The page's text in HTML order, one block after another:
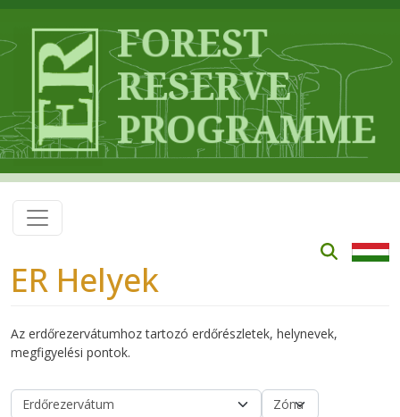
ER Helyek
Az erdőrezervátumhoz tartozó erdőrészletek, helynevek,
megfigyelési pontok.